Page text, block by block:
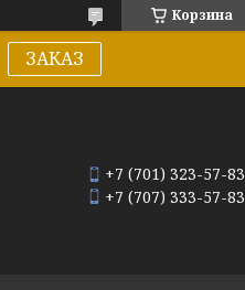
Корзина
ЗАКАЗ
+7 (701) 323-57-83
+7 (707) 333-57-83